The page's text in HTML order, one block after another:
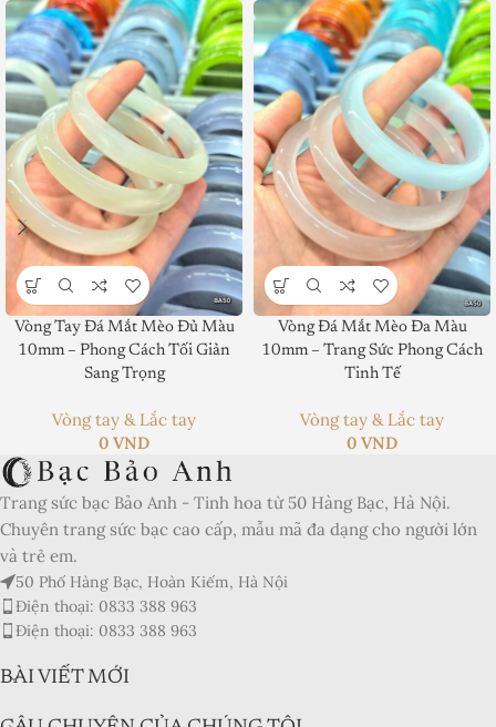
Product SKU:
Product Brand:
Price Valid Until:
Product In-Stock:
Xếp hạng của biên tập viên:
5
Vòng Tay Đá Mắt Mèo Đủ Màu
10mm – Phong Cách Tối Giản
Sang Trọng
Vòng tay & Lắc tay
0 VND
Vòng Đá Mắt Mèo Đa Màu
10mm – Trang Sức Phong Cách
Tinh Tế
Vòng tay & Lắc tay
0 VND
Trang sức bạc Bảo Anh - Tinh hoa từ 50 Hàng Bạc, Hà Nội.
Chuyên trang sức bạc cao cấp, mẫu mã đa dạng cho người lớn
và trẻ em.
50 Phố Hàng Bạc, Hoàn Kiếm, Hà Nội
Điện thoại: 0833 388 963
Điện thoại: 0833 388 963
BÀI VIẾT MỚI